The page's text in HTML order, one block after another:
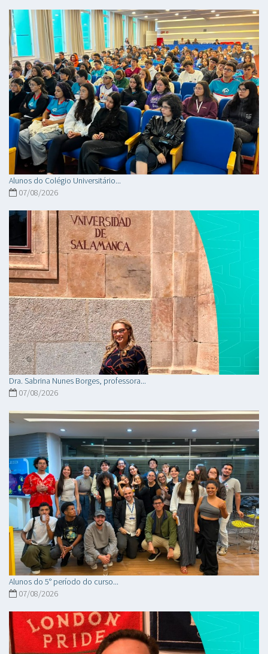
Alunos do Colégio Universitário...
07/08/2026
Dra. Sabrina Nunes Borges, professora...
07/08/2026
Alunos do 5° período do curso...
07/08/2026